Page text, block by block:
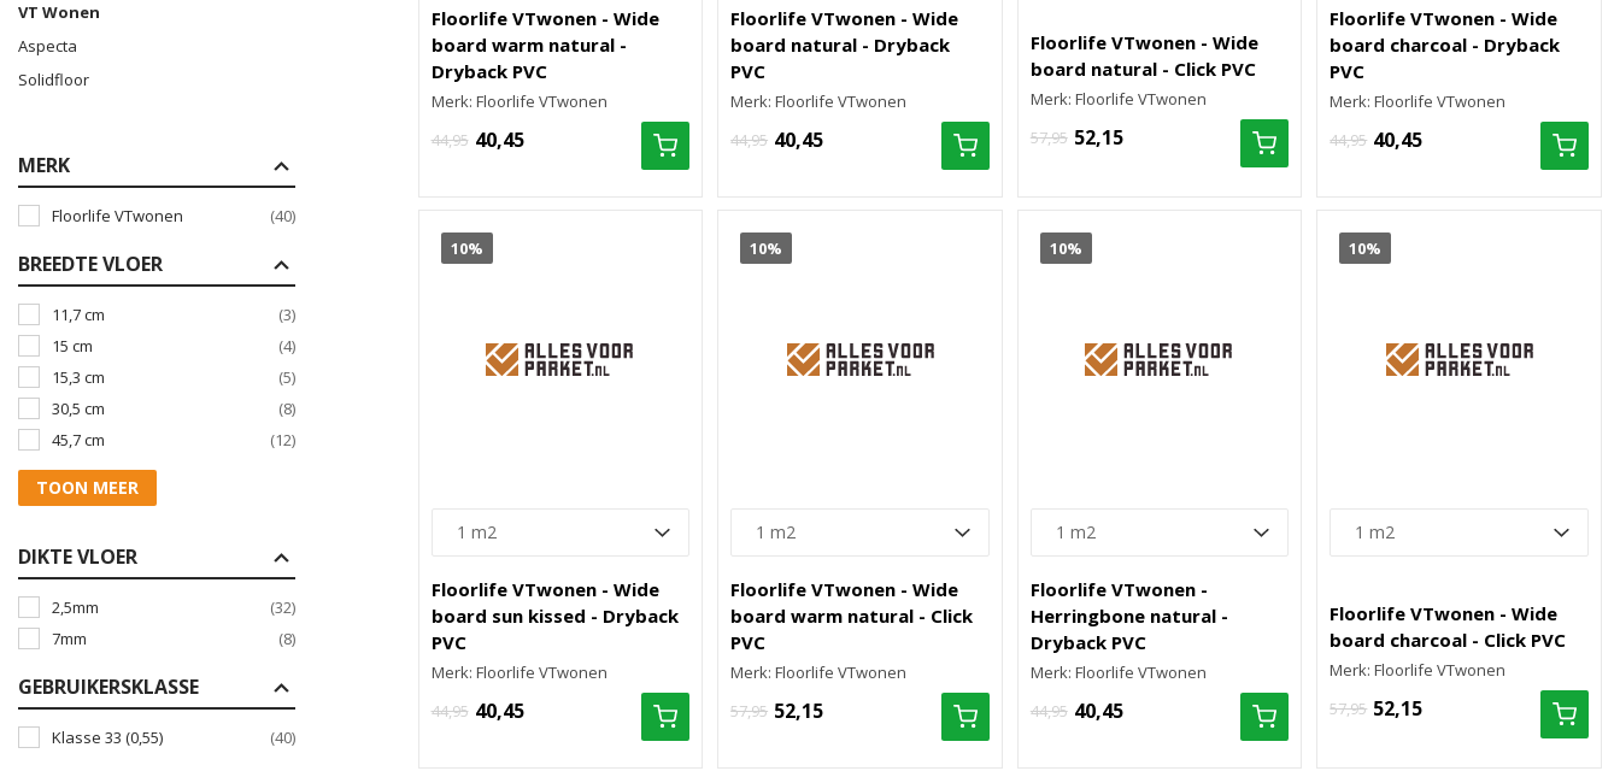
VT Wonen
Aspecta
Solidfloor
MERK
Floorlife VTwonen (40)
BREEDTE VLOER
11,7 cm
(3)
15 cm
(4)
15,3 cm
(5)
30,5 cm
(8)
45,7 cm
(12)
TOON MEER
DIKTE VLOER
2,5mm
(32)
7mm
(8)
GEBRUIKERSKLASSE
Klasse 33 (0,55) (40)
Floorlife VTwonen - Wide
board warm natural -
Dryback PVC
Merk: Floorlife VTwonen
44,95 40,45
Floorlife VTwonen - Wide
board natural - Dryback
PVC
Merk: Floorlife VTwonen
44,95 40,45
Floorlife VTwonen - Wide
board natural - Click PVC
Merk: Floorlife VTwonen
57,95 52,15
Floorlife VTwonen - Wide
board charcoal - Dryback
PVC
Merk: Floorlife VTwonen
44,95 40,45
10%
Floorlife VTwonen - Wide
board sun kissed - Dryback
PVC
Merk: Floorlife VTwonen
44,95 40,45
10%
Floorlife VTwonen - Wide
board warm natural - Click
PVC
Merk: Floorlife VTwonen
57,95 52,15
10%
Floorlife VTwonen -
Herringbone natural -
Dryback PVC
Merk: Floorlife VTwonen
44,95 40,45
10%
Floorlife VTwonen - Wide
board charcoal - Click PVC
Merk: Floorlife VTwonen
57,95 52,15